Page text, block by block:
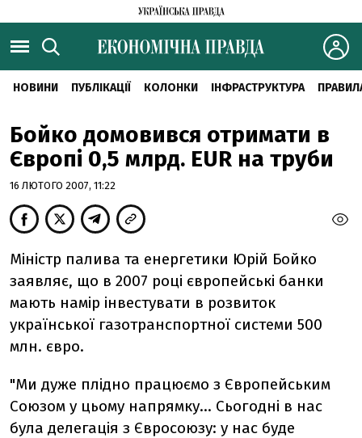
НОВИНИ ПУБЛІКАЦІЇ КОЛОНКИ ІНФРАСТРУКТУРА
Бойко домовився отримати в
Європі 0,5 млрд. EUR на труби
16 ЛЮТОГО 2007, 11:22
Міністр палива та енергетики Юрій Бойко
заявляє, що в 2007 році європейські банки
мають намір інвестувати в розвиток
української газотранспортної системи 500
млн. євро.
"Ми дуже плідно працюємо з Європейським
Союзом у цьому напрямку... Сьогодні в нас
була делегація з Євросоюзу: у нас буде